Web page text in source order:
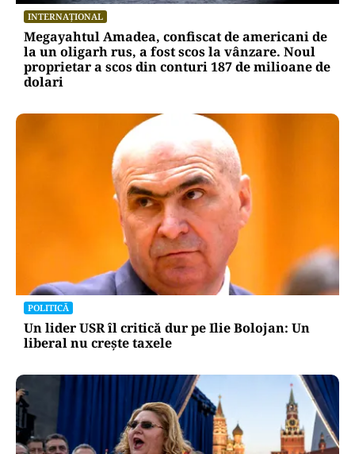
INTERNAȚIONAL
Megayahtul Amadea, confiscat de americani de
la un oligarh rus, a fost scos la vânzare. Noul
proprietar a scos din conturi 187 de milioane de
dolari
POLITICĂ
Un lider USR îl critică dur pe Ilie Bolojan: Un
liberal nu crește taxele